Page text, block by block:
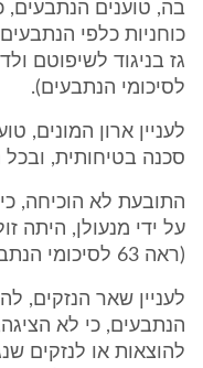
בה, טוענים הנתבעים,
כוחניות כלפי
לסיכומי הנתבעים).
לעניין ארון המונים,
סכנה בטיחותית,
התובעת לא הוכיחה,
על ידי מנעולן, היתה
(ראה 63 לסיכומי הנתבעים וסעיף 18 לתצהיר נתבע 2).
לעניין שאר הנזקים,
הנתבעים, כי לא
להוצאות או לנזקים